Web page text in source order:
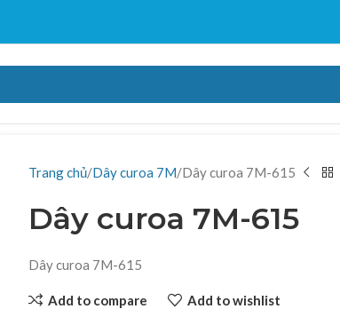
Trang chủ Dây curoa 7M Dây curoa 7M-615
Dây curoa 7M-615
Dây curoa 7M-615
Add to compare Add to wishlist